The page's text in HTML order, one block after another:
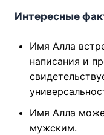
Интересные
Имя Алла
написания и
Имя Алла
мужским.